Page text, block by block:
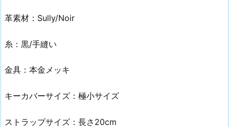
革素材：Sully/Noir
糸：黒/手縫い
金具：本金メッキ
キーカバーサイズ：極小サイズ
ストラップサイズ：長さ20cm